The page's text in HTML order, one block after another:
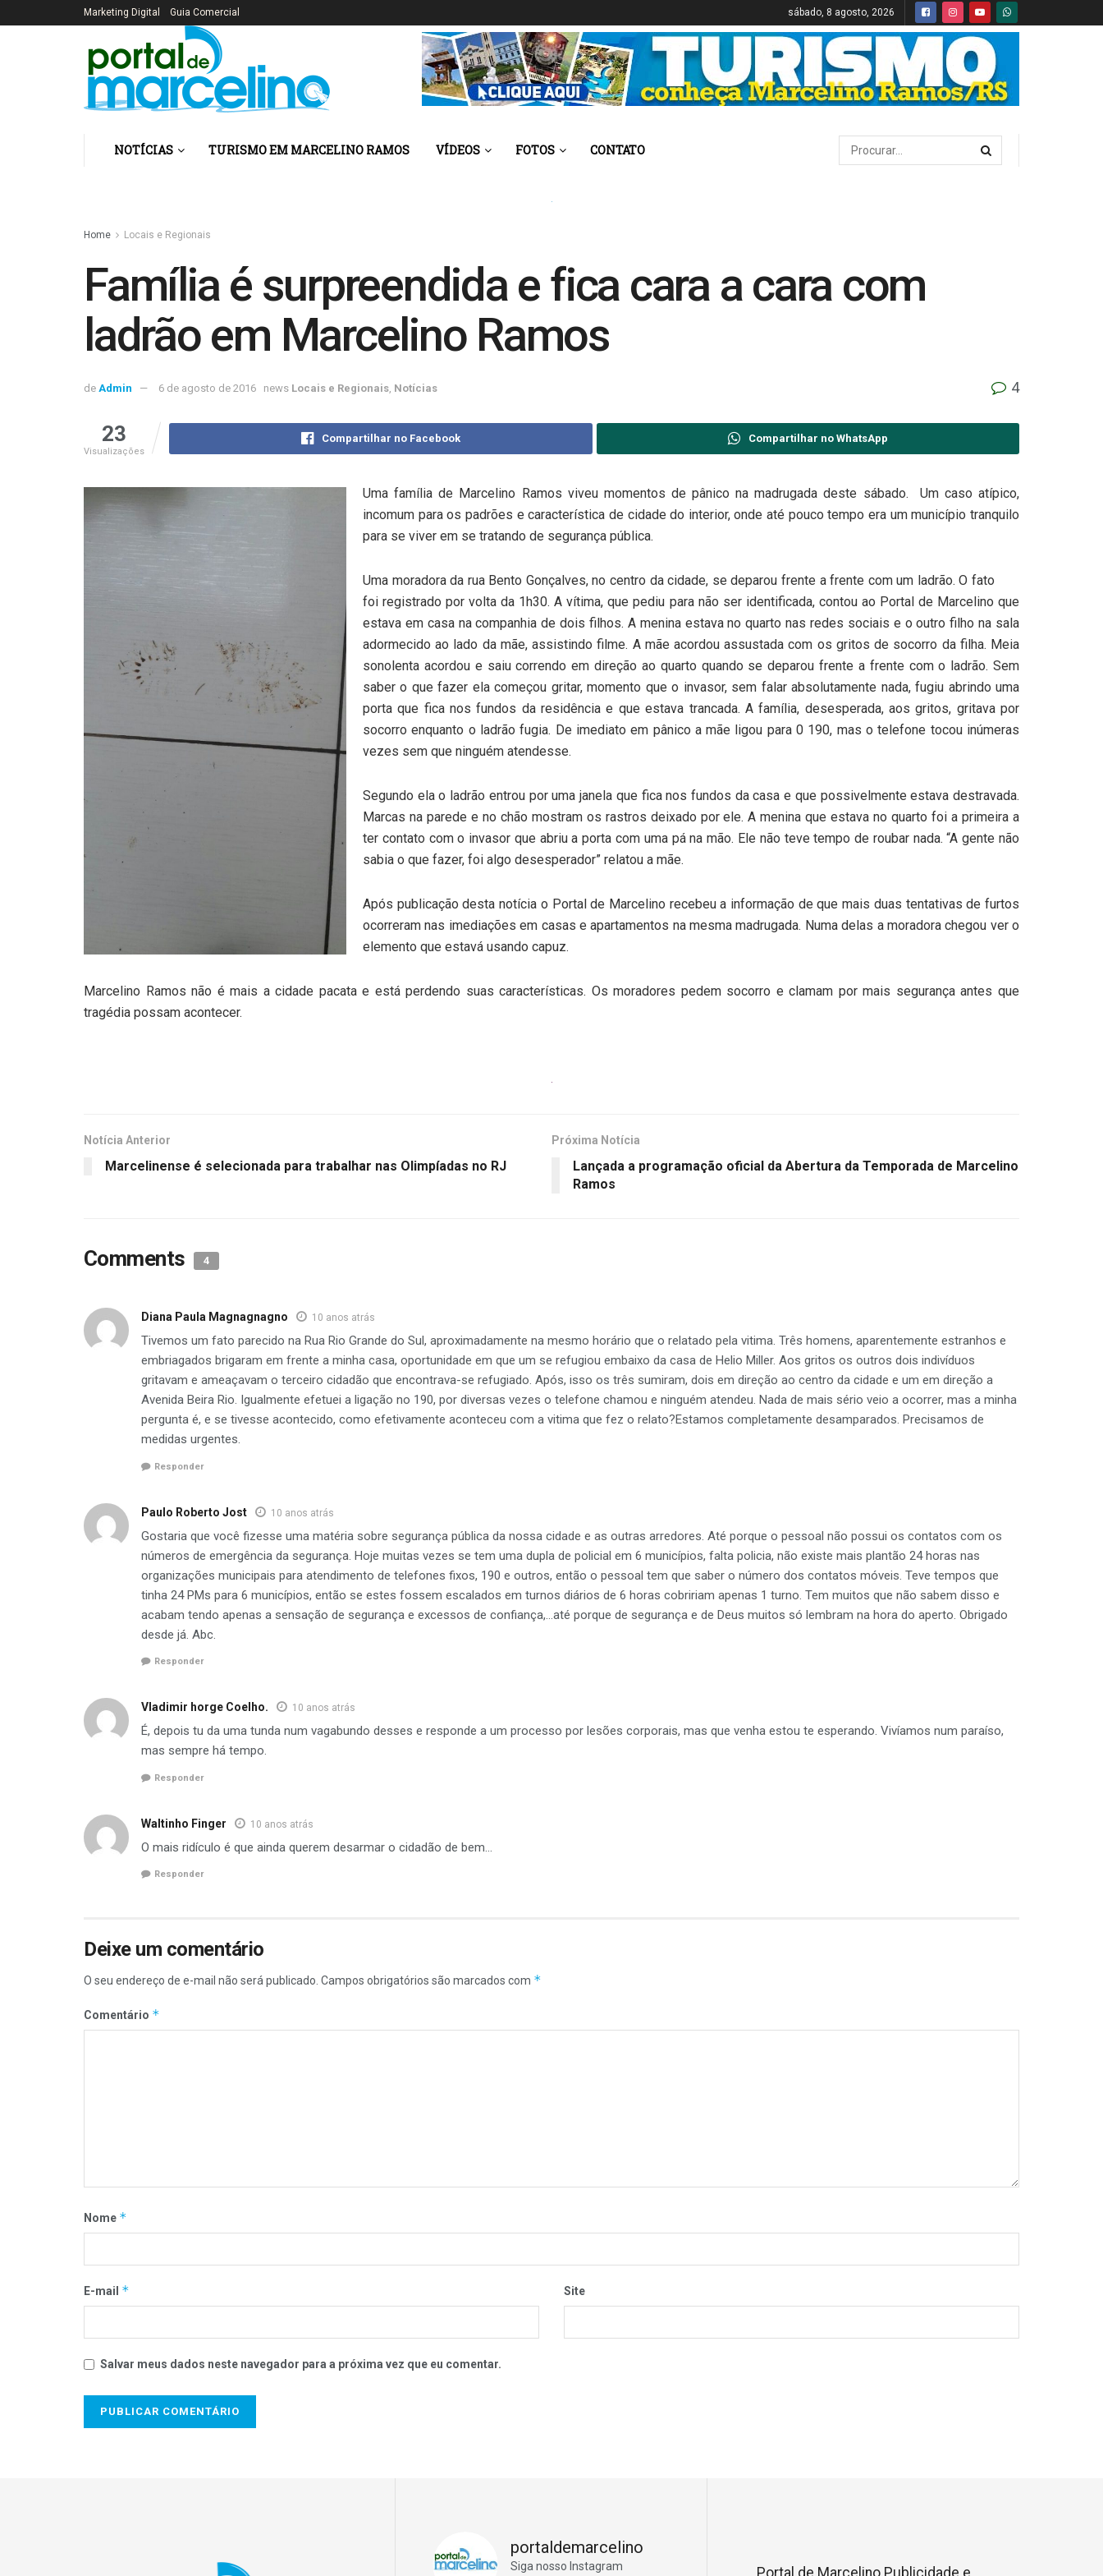
Marketing Digital Guia Comercial sábado, 8 agosto, 2026
NOTÍCIAS TURISMO EM MARCELINO RAMOS VÍDEOS FOTOS CONTATO
Home Locais e Regionais
Família é surpreendida e fica cara a cara com
ladrão em Marcelino Ramos
de Admin 6 de agosto de 2016 news Locais e Regionais, Notícias 4
23
Visualizações
Compartilhar no Facebook Compartilhar no WhatsApp
Uma família de Marcelino Ramos viveu momentos de pânico na madrugada deste sábado. Um caso atípico,
incomum para os padrões e característica de cidade do interior, onde até pouco tempo era um município tranquilo
para se viver em se tratando de segurança pública.
Uma moradora da rua Bento Gonçalves, no centro da cidade, se deparou frente a frente com um ladrão. O fato
foi registrado por volta da 1h30. A vítima, que pediu para não ser identificada, contou ao Portal de Marcelino que
estava em casa na companhia de dois filhos. A menina estava no quarto nas redes sociais e o outro filho na sala
adormecido ao lado da mãe, assistindo filme. A mãe acordou assustada com os gritos de socorro da filha. Meia
sonolenta acordou e saiu correndo em direção ao quarto quando se deparou frente a frente com o ladrão. Sem
saber o que fazer ela começou gritar, momento que o invasor, sem falar absolutamente nada, fugiu abrindo uma
porta que fica nos fundos da residência e que estava trancada. A família, desesperada, aos gritos, gritava por
socorro enquanto o ladrão fugia. De imediato em pânico a mãe ligou para 0 190, mas o telefone tocou inúmeras
vezes sem que ninguém atendesse.
Segundo ela o ladrão entrou por uma janela que fica nos fundos da casa e que possivelmente estava destravada.
Marcas na parede e no chão mostram os rastros deixado por ele. A menina que estava no quarto foi a primeira a
ter contato com o invasor que abriu a porta com uma pá na mão. Ele não teve tempo de roubar nada. “A gente não
sabia o que fazer, foi algo desesperador” relatou a mãe.
Após publicação desta notícia o Portal de Marcelino recebeu a informação de que mais duas tentativas de furtos
ocorreram nas imediações em casas e apartamentos na mesma madrugada. Numa delas a moradora chegou ver o
elemento que estavá usando capuz.
Marcelino Ramos não é mais a cidade pacata e está perdendo suas características. Os moradores pedem socorro e clamam por mais segurança antes que
tragédia possam acontecer.
Notícia Anterior
Marcelinense é selecionada para trabalhar nas Olimpíadas no RJ
Próxima Notícia
Lançada a programação oficial da Abertura da Temporada de Marcelino
Ramos
Comments 4
Diana Paula Magnagnagno 10 anos atrás
Tivemos um fato parecido na Rua Rio Grande do Sul, aproximadamente na mesmo horário que o relatado pela vitima. Três homens, aparentemente estranhos e
embriagados brigaram em frente a minha casa, oportunidade em que um se refugiou embaixo da casa de Helio Miller. Aos gritos os outros dois indivíduos
gritavam e ameaçavam o terceiro cidadão que encontrava-se refugiado. Após, isso os três sumiram, dois em direção ao centro da cidade e um em direção a
Avenida Beira Rio. Igualmente efetuei a ligação no 190, por diversas vezes o telefone chamou e ninguém atendeu. Nada de mais sério veio a ocorrer, mas a minha
pergunta é, e se tivesse acontecido, como efetivamente aconteceu com a vitima que fez o relato?Estamos completamente desamparados. Precisamos de
medidas urgentes.
Responder
Paulo Roberto Jost 10 anos atrás
Gostaria que você fizesse uma matéria sobre segurança pública da nossa cidade e as outras arredores. Até porque o pessoal não possui os contatos com os
números de emergência da segurança. Hoje muitas vezes se tem uma dupla de policial em 6 municípios, falta policia, não existe mais plantão 24 horas nas
organizações municipais para atendimento de telefones fixos, 190 e outros, então o pessoal tem que saber o número dos contatos móveis. Teve tempos que
tinha 24 PMs para 6 municípios, então se estes fossem escalados em turnos diários de 6 horas cobririam apenas 1 turno. Tem muitos que não sabem disso e
acabam tendo apenas a sensação de segurança e excessos de confiança,…até porque de segurança e de Deus muitos só lembram na hora do aperto. Obrigado
desde já. Abc.
Responder
Vladimir horge Coelho. 10 anos atrás
É, depois tu da uma tunda num vagabundo desses e responde a um processo por lesões corporais, mas que venha estou te esperando. Vivíamos num paraíso,
mas sempre há tempo.
Responder
Waltinho Finger 10 anos atrás
O mais ridículo é que ainda querem desarmar o cidadão de bem…
Responder
Deixe um comentário
O seu endereço de e-mail não será publicado. Campos obrigatórios são marcados com *
Comentário *
Nome *
E-mail * Site
Salvar meus dados neste navegador para a próxima vez que eu comentar.
portaldemarcelino
Siga nosso Instagram